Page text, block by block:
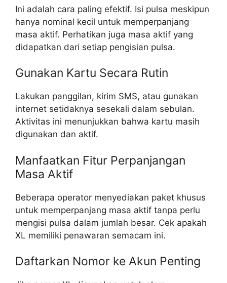
Ini adalah cara paling efektif. Isi pulsa meskipun
hanya nominal kecil untuk memperpanjang
masa aktif. Perhatikan juga masa aktif yang
didapatkan dari setiap pengisian pulsa.
Gunakan Kartu Secara Rutin
Lakukan panggilan, kirim SMS, atau gunakan
internet setidaknya sesekali dalam sebulan.
Aktivitas ini menunjukkan bahwa kartu masih
digunakan dan aktif.
Manfaatkan Fitur Perpanjangan
Masa Aktif
Beberapa operator menyediakan paket khusus
untuk memperpanjang masa aktif tanpa perlu
mengisi pulsa dalam jumlah besar. Cek apakah
XL memiliki penawaran semacam ini.
Daftarkan Nomor ke Akun Penting